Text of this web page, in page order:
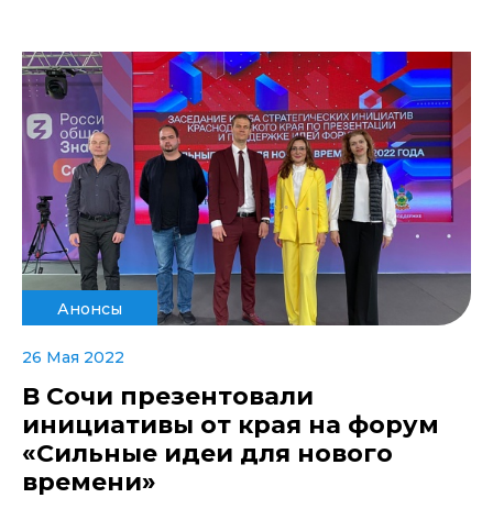
Анонсы
26 Мая 2022
В Сочи презентовали
инициативы от края на форум
«Сильные идеи для нового
времени»